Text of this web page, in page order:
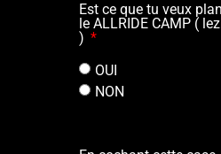
Est ce que tu veux
le ALLRIDE CAMP (
)
OUI
NON